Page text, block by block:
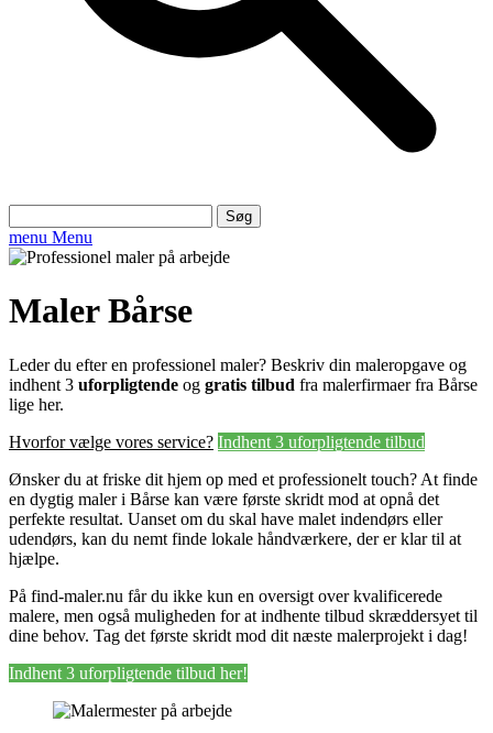
efter:
menu Menu
Maler Bårse
Leder du efter en professionel maler? Beskriv din maleropgave og
indhent 3 uforpligtende og gratis tilbud fra malerfirmaer fra Bårse
lige her.
Hvorfor vælge vores service? Indhent 3 uforpligtende tilbud
Ønsker du at friske dit hjem op med et professionelt touch? At finde
en dygtig maler i Bårse kan være første skridt mod at opnå det
perfekte resultat. Uanset om du skal have malet indendørs eller
udendørs, kan du nemt finde lokale håndværkere, der er klar til at
hjælpe.
På find-maler.nu får du ikke kun en oversigt over kvalificerede
malere, men også muligheden for at indhente tilbud skræddersyet til
dine behov. Tag det første skridt mod dit næste malerprojekt i dag!
Indhent 3 uforpligtende tilbud her!